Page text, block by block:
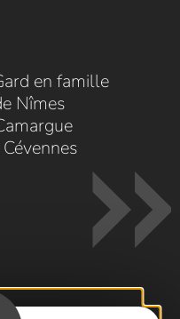
en famille
Nîmes